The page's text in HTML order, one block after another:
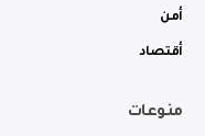
أمن
أقتصاد
منوعات